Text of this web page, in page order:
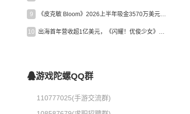
9 《皮克敏 Bloom》2026上半年吸金3570万美元，中国台湾成最大市场
10 出海首年营收超1亿美元，《闪耀！优俊少女》美国市场占比达七成
游戏陀螺QQ群
110777025(手游交流群)